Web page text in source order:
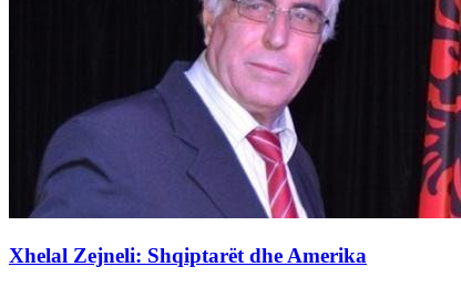
Xhelal Zejneli: Shqiptarët dhe Amerika